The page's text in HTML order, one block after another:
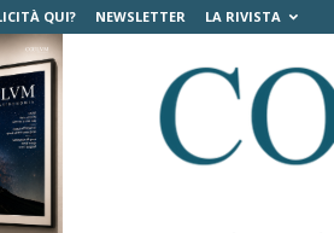
QUI? NEWSLETTER LA RIVISTA